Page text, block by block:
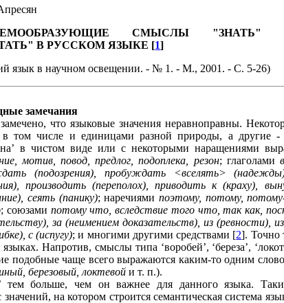
СМЫСЛЫ "ЗНАТЬ"
В РУССКОМ ЯЗЫКЕ [1]
язык в научном освещении. - № 1. - М., 2001. - С. 5-26)
замечания
что языковые значения неравноправны.
в том числе и единицами разной природы, а другие
в чистом виде или с некоторыми наращениями
мотив, повод, предлог, подоплека, резон; глаголами
(подозрения), пробуждать <вселять>
производить (переполох), приводить к (краху),
сеять (панику); наречиями поэтому, потому,
; союзами потому что, вследствие того что, так как,
за (неимением доказательств), из (ревности),
с (испугу); и многими другими средствами [2]. Точно
Напротив, смыслы типа ‘воробей’, ‘береза’,
подобные чаще всего выражаются каким-то одним
березовый, локтевой и т. п.).
тем больше, чем он важнее для данного языка.
на котором строится семантическая система